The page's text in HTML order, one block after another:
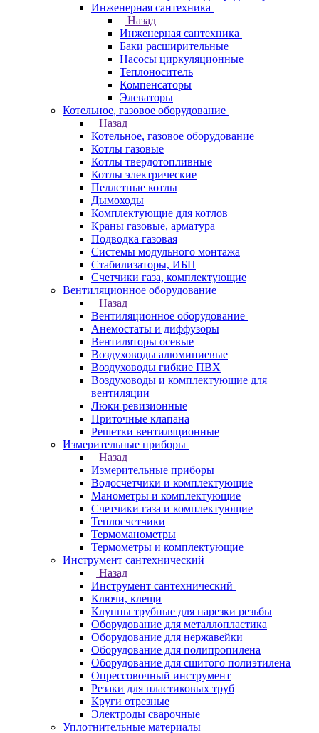
Инженерная сантехника
Назад
Инженерная сантехника
Баки расширительные
Насосы циркуляционные
Теплоноситель
Компенсаторы
Элеваторы
Котельное, газовое оборудование
Назад
Котельное, газовое оборудование
Котлы газовые
Котлы твердотопливные
Котлы электрические
Пеллетные котлы
Дымоходы
Комплектующие для котлов
Краны газовые, арматура
Подводка газовая
Системы модульного монтажа
Стабилизаторы, ИБП
Счетчики газа, комплектующие
Вентиляционное оборудование
Назад
Вентиляционное оборудование
Анемостаты и диффузоры
Вентиляторы осевые
Воздуховоды алюминиевые
Воздуховоды гибкие ПВХ
Воздуховоды и комплектующие для
вентиляции
Люки ревизионные
Приточные клапана
Решетки вентиляционные
Измерительные приборы
Назад
Измерительные приборы
Водосчетчики и комплектующие
Манометры и комплектующие
Счетчики газа и комплектующие
Теплосчетчики
Термоманометры
Термометры и комплектующие
Инструмент сантехнический
Назад
Инструмент сантехнический
Ключи, клещи
Клуппы трубные для нарезки резьбы
Оборудование для металлопластика
Оборудование для нержавейки
Оборудование для полипропилена
Оборудование для сшитого полиэтилена
Опрессовочный инструмент
Резаки для пластиковых труб
Круги отрезные
Электроды сварочные
Уплотнительные материалы